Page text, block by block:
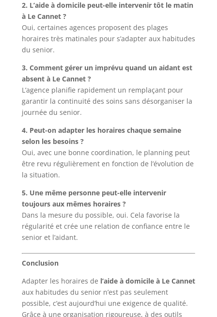
2. L’aide à domicile peut-elle intervenir tôt le matin
à Le Cannet ?
Oui, certaines agences proposent des plages
horaires très matinales pour s’adapter aux habitudes
du senior.
3. Comment gérer un imprévu quand un aidant est
absent à Le Cannet ?
L’agence planifie rapidement un remplaçant pour
garantir la continuité des soins sans désorganiser la
journée du senior.
4. Peut-on adapter les horaires chaque semaine
selon les besoins ?
Oui, avec une bonne coordination, le planning peut
être revu régulièrement en fonction de l’évolution de
la situation.
5. Une même personne peut-elle intervenir
toujours aux mêmes horaires ?
Dans la mesure du possible, oui. Cela favorise la
régularité et crée une relation de confiance entre le
senior et l’aidant.
Conclusion
Adapter les horaires de l’aide à domicile à Le Cannet
aux habitudes du senior n’est pas seulement
possible, c’est aujourd’hui une exigence de qualité.
Grâce à une organisation rigoureuse, à des outils